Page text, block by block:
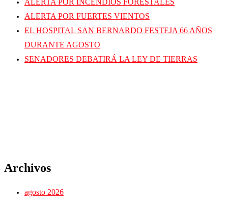
ALERTA POR FUERTES VIENTOS
EL HOSPITAL SAN BERNARDO FESTEJA 66 AÑOS
DURANTE AGOSTO
SENADORES DEBATIRÁ LA LEY DE TIERRAS
Archivos
agosto 2026